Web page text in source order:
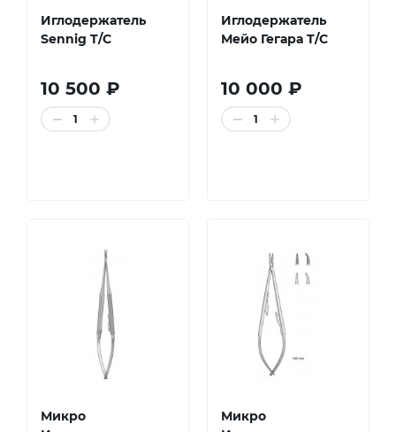
Иглодержатель
Sennig T/C
10 500 ₽
1
Иглодержатель
Мейо Гегара T/C
10 000 ₽
1
Микро
Микро